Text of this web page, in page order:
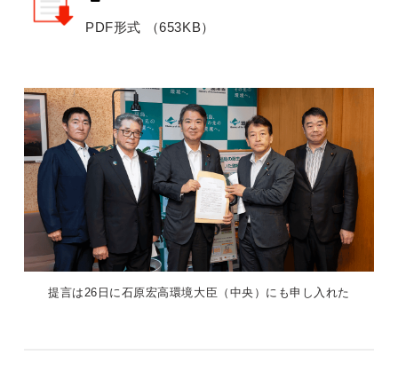
PDF形式 （653KB）
提言は26日に石原宏高環境大臣（中央）にも申し入れた